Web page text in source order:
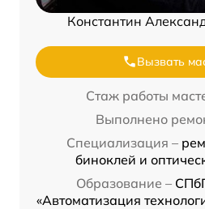
Константин
Вызвать
Стаж работы
Выполнено
Специализация –
биноклей и
Образование –
«Автоматизация